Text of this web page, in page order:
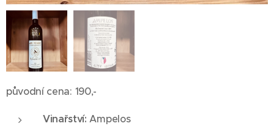
původní cena: 190,-
Vinařství:Ampelos